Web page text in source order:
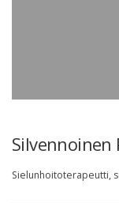
Silvennoinen
Sielunhoitoterapeutti,